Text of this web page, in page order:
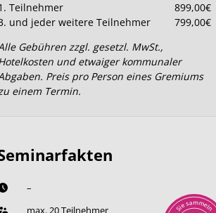
Teilnehmer
899,00€
und jeder weitere Teilnehmer
799,00€
Gebühren zzgl. gesetzl. MwSt.,
und etwaiger kommunaler
Preis pro Person eines Gremiums
einem Termin.
–
max. 20 Teilnehmer
S
iesammel
n